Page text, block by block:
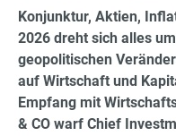
Konjunktur, Aktien,
2026 dreht sich alles
geopolitischen
auf Wirtschaft und
Empfang mit
& CO warf Chief